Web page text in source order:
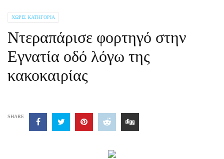
ΧΩΡΊΣ ΚΑΤΗΓΟΡΊΑ
Ντεραπάρισε φορτηγό στην
Εγνατία οδό λόγω της
κακοκαιρίας
SHARE